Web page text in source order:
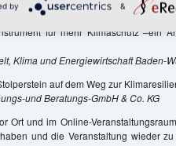
Freiburg
für mehr Klimaschutz –ein
Klima und Energiewirtschaft Baden-
auf dem Weg zur
und Beratungs-GmbH & Co. KG
Ort und im Online-
und die Veranstaltung wieder
by &